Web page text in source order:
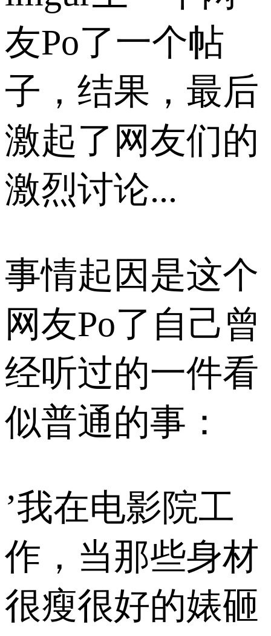
友Po了一个帖
子，结果，最后
激起了网友们的
激烈讨论...
事情起因是这个
网友Po了自己曾
经听过的一件看
似普通的事：
’我在电影院工
作，当那些身材
很瘦很好的婊砸